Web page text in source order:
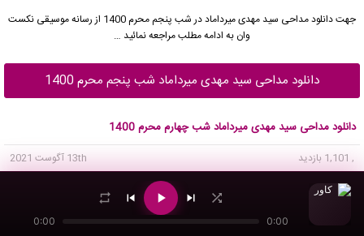
جهت دانلود مداحی سید مهدی میرداماد
در شب پنجم محرم 1400 از رسانه موسیقی نکست
وان به ادامه مطلب مراجعه نمائید …
دانلود مداحی سید مهدی میرداماد شب پنجم محرم 1400
دانلود مداحی سید مهدی میرداماد شب چهارم محرم 1400
, 1,101 بازدید
13th آگوست 2021
ویژه ایام سوگواری ماه محرم 1400
0:00
0:00